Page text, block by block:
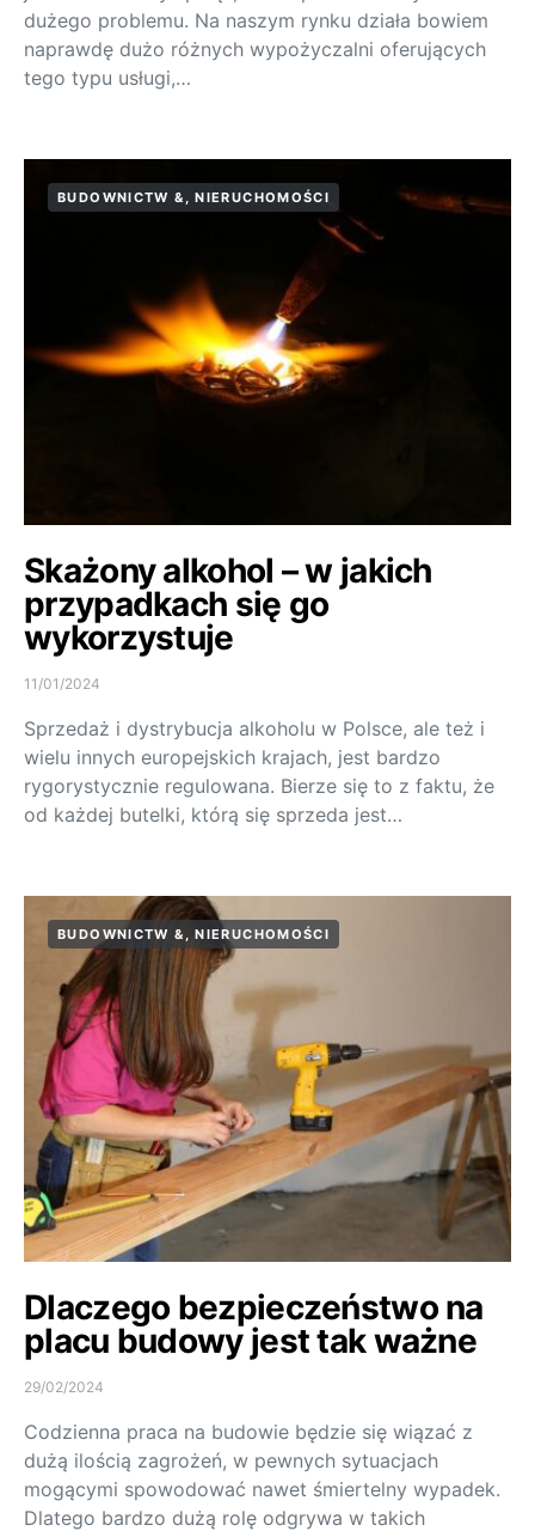
dużego problemu. Na naszym rynku działa bowiem
naprawdę dużo różnych wypożyczalni oferujących
tego typu usługi,…
BUDOWNICTW &, NIERUCHOMOŚCI
Skażony alkohol – w jakich
przypadkach się go
wykorzystuje
11/01/2024
Sprzedaż i dystrybucja alkoholu w Polsce, ale też i
wielu innych europejskich krajach, jest bardzo
rygorystycznie regulowana. Bierze się to z faktu, że
od każdej butelki, którą się sprzeda jest…
BUDOWNICTW &, NIERUCHOMOŚCI
Dlaczego bezpieczeństwo na
placu budowy jest tak ważne
29/02/2024
Codzienna praca na budowie będzie się wiązać z
dużą ilością zagrożeń, w pewnych sytuacjach
mogącymi spowodować nawet śmiertelny wypadek.
Dlatego bardzo dużą rolę odgrywa w takich